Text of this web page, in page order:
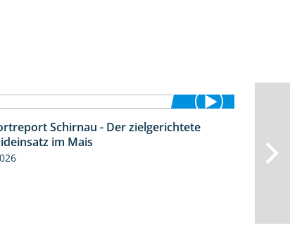
9:27
Schirnau - Der zielgerichtete
im Mais